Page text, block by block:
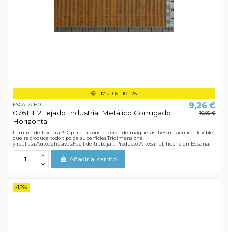
17 d. 09: 10: 24
ESCALA H0
076TI112 Tejado Industrial Metálico Corrugado
Horizontal
9,26 €
10,89 €
Lámina de textura 3D, para la construcción de maquetas. Resina acrílica flexible,
que reproduce todo tipo de superficies.Tridimensional
y realista.Autoadhesivas.Fácil de trabajar. Producto Artesanal, hecho en España.
Añadir al carrito
-15%